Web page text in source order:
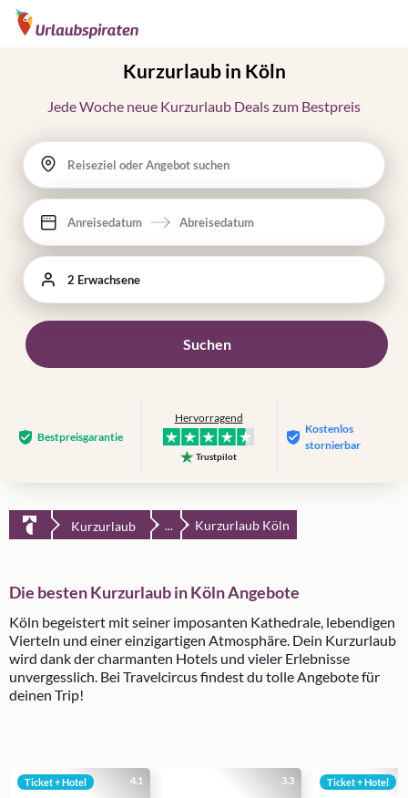
Kurzurlaub in Köln
Jede Woche neue Kurzurlaub Deals zum Bestpreis
Reiseziel oder Angebot suchen
Anreisedatum Abreisedatum
2 Erwachsene
Suchen
Bestpreis­garantie
Hervorragend
Trustpilot
Kostenlos
stornierbar
Kurzurlaub ... Kurzurlaub Köln
Die besten Kurzurlaub in Köln Angebote
Köln begeistert mit seiner imposanten Kathedrale, lebendigen
Vierteln und einer einzigartigen Atmosphäre. Dein Kurzurlaub
wird dank der charmanten Hotels und vieler Erlebnisse
unvergesslich. Bei Travelcircus findest du tolle Angebote für
deinen Trip!
4.1
Ticket + Hotel 3.3 Ticket + Hotel